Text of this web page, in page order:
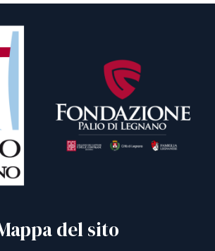
del sito